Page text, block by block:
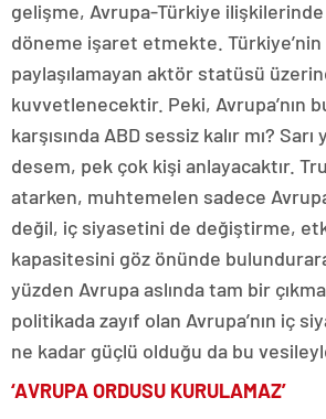
gelişme, Avrupa-Türkiye
döneme işaret etmekte. Türkiye’nin
paylaşılamayan aktör statüsü
kuvvetlenecektir. Peki, Avrupa’nın
karşısında ABD sessiz kalır mı?
desem, pek çok kişi anlayacaktır.
atarken, muhtemelen sadece Avrupa
değil, iç siyasetini de değiştirme,
kapasitesini göz önünde
yüzden Avrupa aslında tam bir
politikada zayıf olan Avrupa’nın iç
ne kadar güçlü olduğu da bu
‘AVRUPA ORDUSU KURULAMAZ’